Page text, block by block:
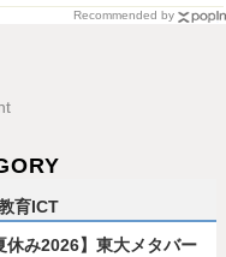
Recommended by
育ICT
休み2026】東大メタバー